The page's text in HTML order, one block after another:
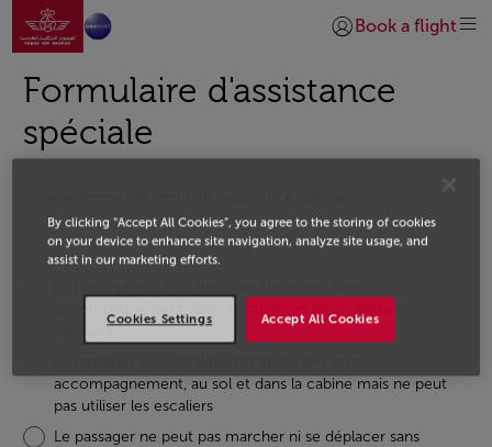
Saut au contenu principal
Aller à la page accueil
Se connecter |
Book a flight
Formulaire d'assistance
spéciale
escaliers
accompagnement, au sol et dans la cabine mais ne peut
pas utiliser les escaliers
Le passager ne peut pas marcher ni se déplacer sans
By clicking “Accept All Cookies”, you agree to the storing of cookies
on your device to enhance site navigation, analyze site usage, and
assist in our marketing efforts.
Accept All Cookies
Cookies Settings